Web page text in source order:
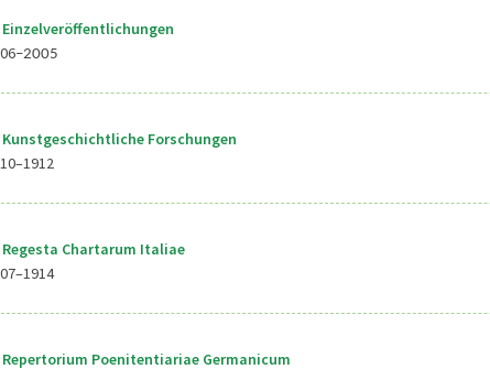
Einzelveröffentlichungen
–2005
Kunstgeschichtliche Forschungen
Regesta Chartarum Italiae
Repertorium Poenitentiariae Germanicum